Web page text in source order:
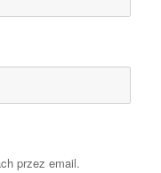
przez email.